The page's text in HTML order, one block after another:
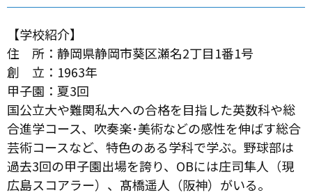
【学校紹介】
住 所：静岡県静岡市葵区瀬名2丁目1番1号
創 立：1963年
甲子園：夏3回
国公立大や難関私大への合格を目指した英数科や総
合進学コース、吹奏楽･美術などの感性を伸ばす総合
芸術コースなど、特色のある学科で学ぶ。野球部は
過去3回の甲子園出場を誇り、OBには庄司隼人（現
広島スコアラー）、髙橋遥人（阪神）がいる。